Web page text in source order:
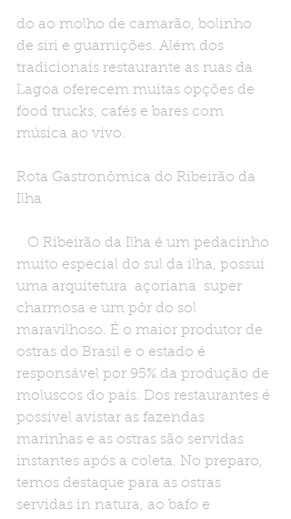
do ao molho de camarão, bolinho
de siri e guarnições. Além dos
tradicionais restaurante as ruas da
Lagoa oferecem muitas opções de
food trucks, cafés e bares com
música ao vivo.
Rota Gastronômica do Ribeirão da
Ilha
muito especial do sul da ilha, possui
uma arquitetura  açoriana  super
charmosa e um pôr do sol
maravilhoso. É o maior produtor de
ostras do Brasil e o estado é
responsável por 95% da produção de
moluscos do país. Dos restaurantes é
possível avistar as fazendas
marinhas e as ostras são servidas
instantes após a coleta. No preparo,
temos destaque para as ostras
servidas in natura, ao bafo e